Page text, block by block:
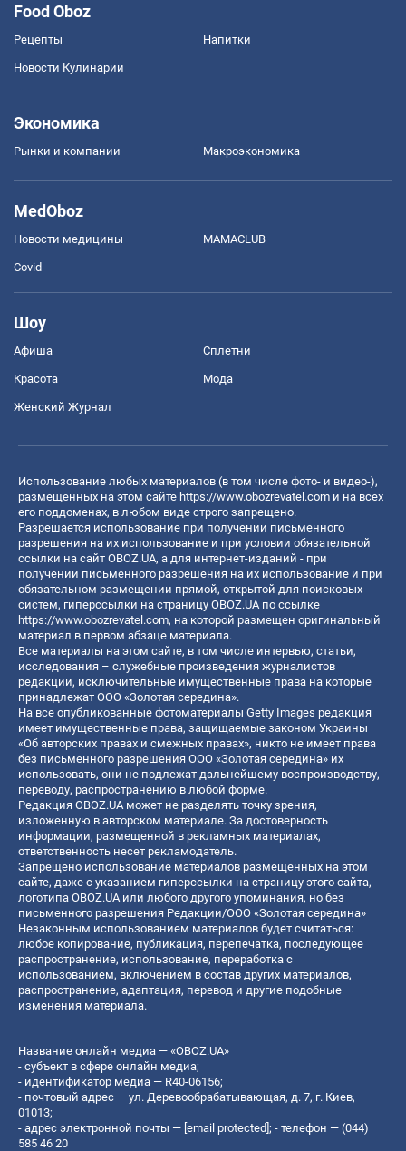
Food Oboz
Рецепты Напитки
Новости Кулинарии
Экономика
Рынки и компании Mакроэкономика
MedOboz
Новости медицины MAMACLUB
Covid
Шоу
Афиша Сплетни
Красота Мода
Женский Журнал
Использование любых материалов (в том числе фото- и видео-),
размещенных на этом сайте https://www.obozrevatel.com и на всех
его поддоменах, в любом виде строго запрещено.
Разрешается использование при получении письменного
разрешения на их использование и при условии обязательной
ссылки на сайт OBOZ.UA, а для интернет-изданий - при
получении письменного разрешения на их использование и при
обязательном размещении прямой, открытой для поисковых
систем, гиперссылки на страницу OBOZ.UA по ссылке
https://www.obozrevatel.com, на которой размещен оригинальный
материал в первом абзаце материала.
Все материалы на этом сайте, в том числе интервью, статьи,
исследования – служебные произведения журналистов
редакции, исключительные имущественные права на которые
принадлежат ООО «Золотая середина».
На все опубликованные фотоматериалы Getty Images редакция
имеет имущественные права, защищаемые законом Украины
«Об авторских правах и смежных правах», никто не имеет права
без письменного разрешения ООО «Золотая середина» их
использовать, они не подлежат дальнейшему воспроизводству,
переводу, распространению в любой форме.
Редакция OBOZ.UA может не разделять точку зрения,
изложенную в авторском материале. За достоверность
информации, размещенной в рекламных материалах,
ответственность несет рекламодатель.
Запрещено использование материалов размещенных на этом
сайте, даже с указанием гиперссылки на страницу этого сайта,
логотипа OBOZ.UA или любого другого упоминания, но без
письменного разрешения Редакции/ООО «Золотая середина»
Незаконным использованием материалов будет считаться:
любое копирование, публикация, перепечатка, последующее
распространение, использование, переработка с
использованием, включением в состав других материалов,
распространение, адаптация, перевод и другие подобные
изменения материала.
Название онлайн медиа — «OBOZ.UA»
- субъект в сфере онлайн медиа;
- идентификатор медиа — R40-06156;
- почтовый адрес — ул. Деревообрабатывающая, д. 7, г. Киев,
01013;
- адрес электронной почты — [email protected] ; - телефон — (044)
585 46 20